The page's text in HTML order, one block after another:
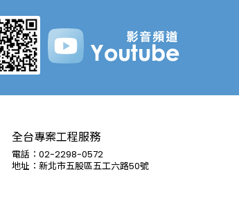
全台專案工程服務
電話：02-2298-0572
地址：新北市五股區五工六路50號